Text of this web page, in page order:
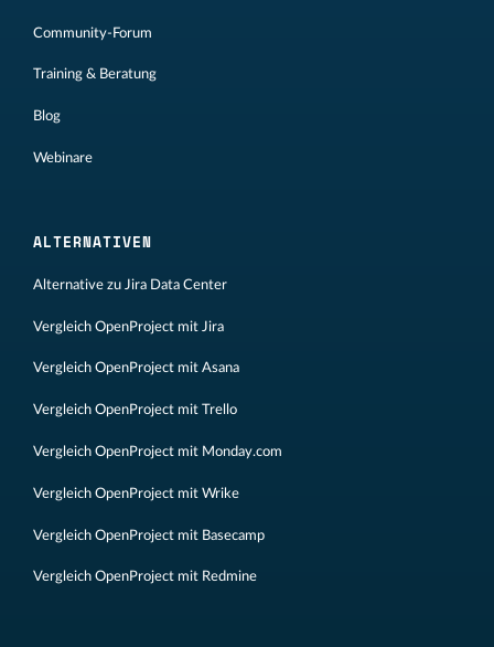
Community-Forum
Training & Beratung
Blog
Webinare
ALTERNATIVEN
Alternative zu Jira Data Center
Vergleich OpenProject mit Jira
Vergleich OpenProject mit Asana
Vergleich OpenProject mit Trello
Vergleich OpenProject mit Monday.com
Vergleich OpenProject mit Wrike
Vergleich OpenProject mit Basecamp
Vergleich OpenProject mit Redmine